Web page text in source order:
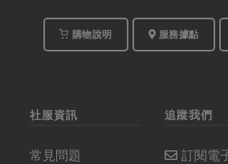
購物說明 服務據點
社服資訊
常見問題
追蹤我們
訂閱電